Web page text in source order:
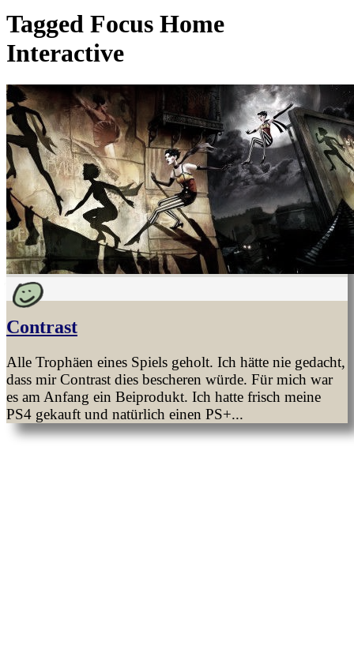
Tagged Focus Home
Interactive
Contrast
Alle Trophäen eines Spiels geholt. Ich hätte nie gedacht,
dass mir Contrast dies bescheren würde. Für mich war
es am Anfang ein Beiprodukt. Ich hatte frisch meine
PS4 gekauft und natürlich einen PS+...